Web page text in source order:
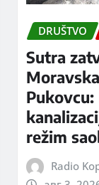
DRUŠTVO
Sutra
Pukovcu:
režim
Radio